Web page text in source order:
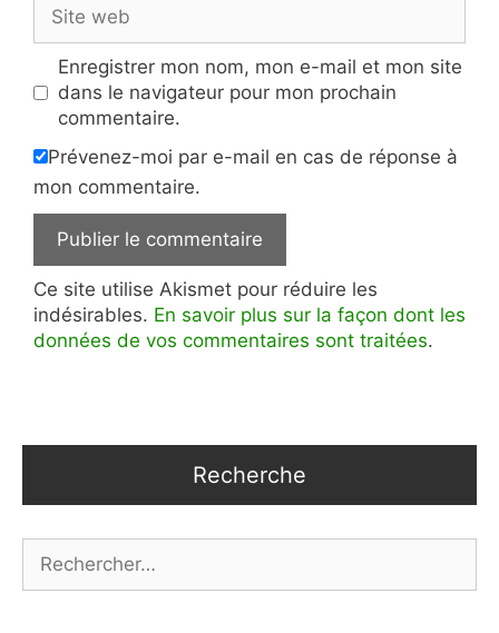
web
Enregistrer mon nom, mon e-mail et mon site
dans le navigateur pour mon prochain
commentaire.
Prévenez-moi par e-mail en cas de réponse à
mon commentaire.
Ce site utilise Akismet pour réduire les
indésirables. En savoir plus sur la façon dont les
données de vos commentaires sont traitées.
Recherche